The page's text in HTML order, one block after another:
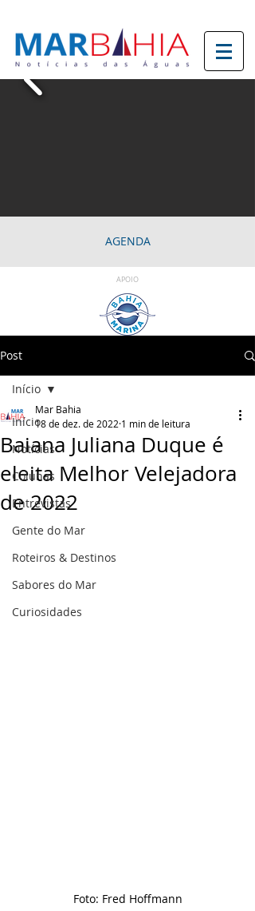
AGENDA
APOIO
Post
Início
Notícias
Colunas
Entrevistas
Gente do Mar
Roteiros & Destinos
Sabores do Mar
Curiosidades
Início
Baiana Juliana Duque é
eleita Melhor Velejadora
de 2022
Mar Bahia
18 de dez. de 2022 1 min de leitura
Foto: Fred Hoffmann